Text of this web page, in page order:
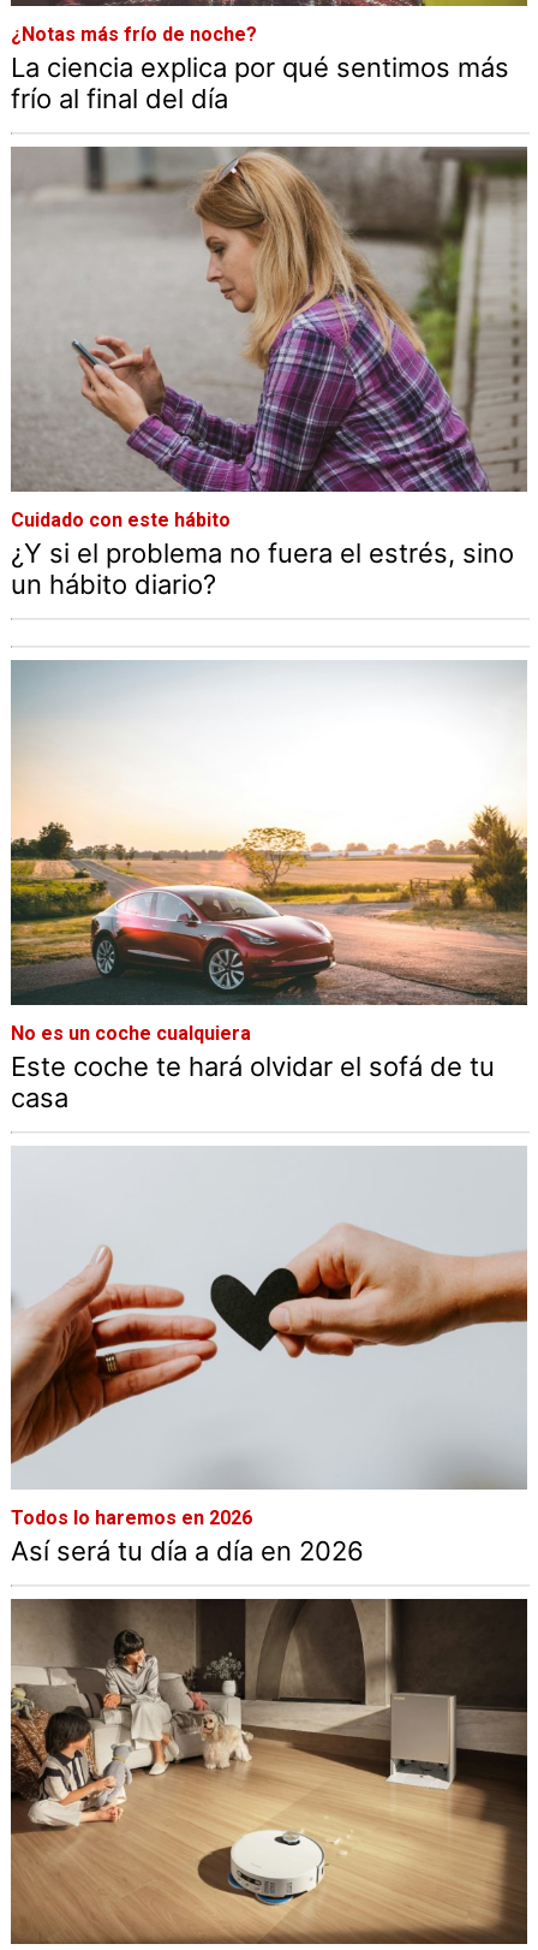
¿Notas más frío de noche?
La ciencia explica por qué sentimos más
frío al final del día
Cuidado con este hábito
¿Y si el problema no fuera el estrés, sino
un hábito diario?
No es un coche cualquiera
Este coche te hará olvidar el sofá de tu
casa
Todos lo haremos en 2026
Así será tu día a día en 2026